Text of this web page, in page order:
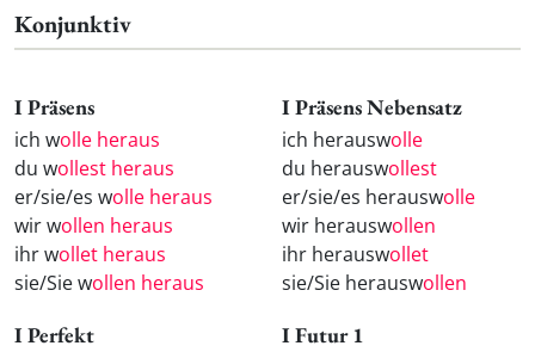
Konjunktiv
I Präsens
ich wolle heraus
du wollest heraus
er/sie/es wolle heraus
wir wollen heraus
ihr wollet heraus
sie/Sie wollen heraus
I Präsens Nebensatz
ich herauswolle
du herauswollest
er/sie/es herauswolle
wir herauswollen
ihr herauswollet
sie/Sie herauswollen
I Perfekt I Futur 1